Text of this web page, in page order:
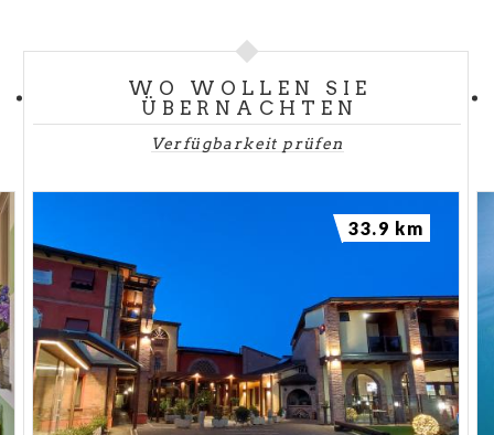
WO WOLLEN SIE
ÜBERNACHTEN
Verfügbarkeit prüfen
33.9 km